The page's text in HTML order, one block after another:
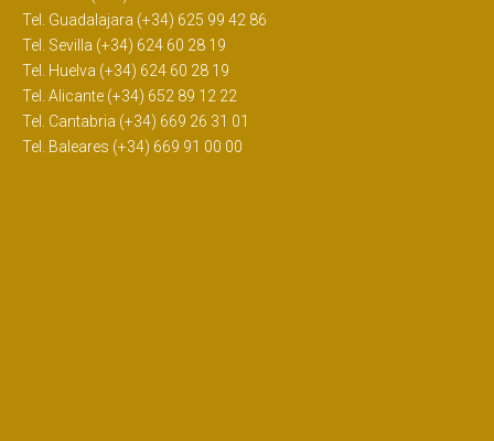
Tel. Guadalajara (+34) 625 99 42 86
Tel. Sevilla (+34) 624 60 28 19
Tel. Huelva (+34) 624 60 28 19
Tel. Alicante (+34) 652 89 12 22
Tel. Cantabria (+34) 669 26 31 01
Tel. Baleares (+34) 669 91 00 00